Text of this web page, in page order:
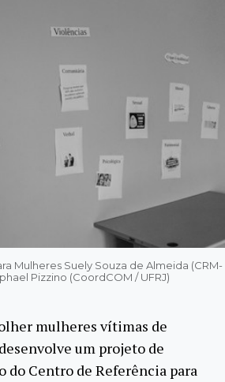
Mulheres Suely Souza de Almeida (CRM-
Pizzino (CoordCOM / UFRJ)
mulheres vítimas de
um projeto de
do Centro de Referência para